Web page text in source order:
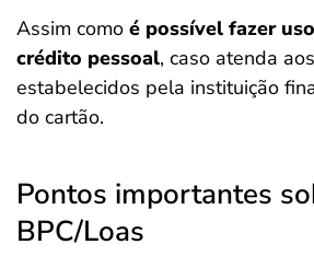
Assim como é possível fazer
crédito pessoal, caso atenda
estabelecidos pela instituição
do cartão.
Pontos importantes
BPC/Loas